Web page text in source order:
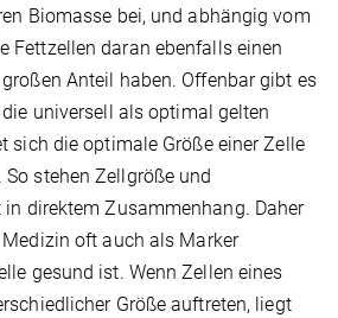
Biomasse bei, und abhängig vom
Fettzellen daran ebenfalls einen
Anteil haben. Offenbar gibt es
universell als optimal gelten
sich die optimale Größe einer Zelle
stehen Zellgröße und
direktem Zusammenhang. Daher
oft auch als Marker
gesund ist. Wenn Zellen eines
Größe auftreten, liegt